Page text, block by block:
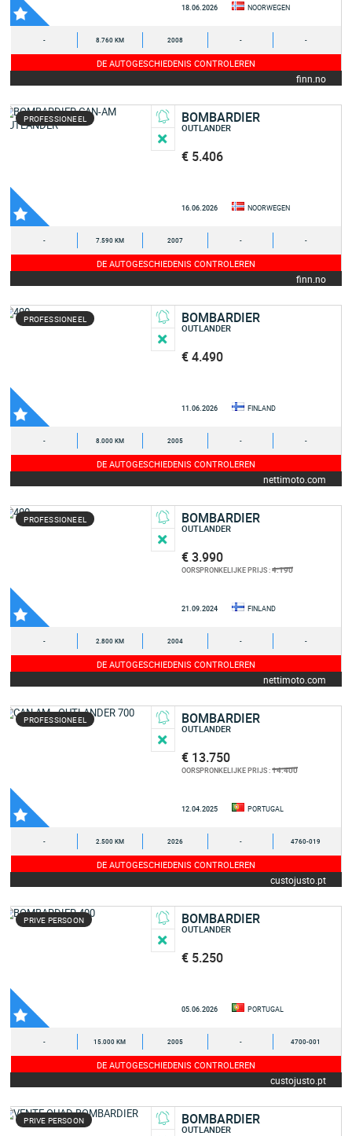
18.06.2026 NOORWEGEN
- 8.760 KM 2008 - -
DE AUTOGESCHIEDENIS CONTROLEREN
finn.no
PROFESSIONEEL BOMBARDIER
OUTLANDER
€ 5.406
16.06.2026 NOORWEGEN
- 7.590 KM 2007 - -
DE AUTOGESCHIEDENIS CONTROLEREN
finn.no
PROFESSIONEEL BOMBARDIER
OUTLANDER
€ 4.490
11.06.2026 FINLAND
- 8.000 KM 2005 - -
DE AUTOGESCHIEDENIS CONTROLEREN
nettimoto.com
PROFESSIONEEL BOMBARDIER
OUTLANDER
€ 3.990
OORSPRONKELIJKE PRIJS :4.190
21.09.2024 FINLAND
- 2.800 KM 2004 - -
DE AUTOGESCHIEDENIS CONTROLEREN
nettimoto.com
PROFESSIONEEL BOMBARDIER
OUTLANDER
€ 13.750
OORSPRONKELIJKE PRIJS :14.400
12.04.2025 PORTUGAL
- 2.500 KM 2026 - 4760-019
DE AUTOGESCHIEDENIS CONTROLEREN
custojusto.pt
PRIVE PERSOON BOMBARDIER
OUTLANDER
€ 5.250
05.06.2026 PORTUGAL
- 15.000 KM 2005 - 4700-001
DE AUTOGESCHIEDENIS CONTROLEREN
custojusto.pt
PRIVE PERSOON BOMBARDIER
OUTLANDER